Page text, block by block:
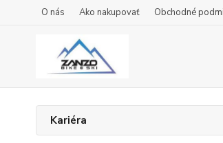
O nás Ako nakupovať Obchodné
Kariéra